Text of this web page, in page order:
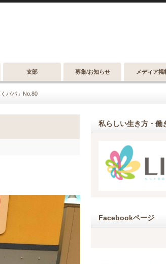
支部 募集/お知らせ メディア掲
パパ」No.80
私らしい生き方・
Facebookページ